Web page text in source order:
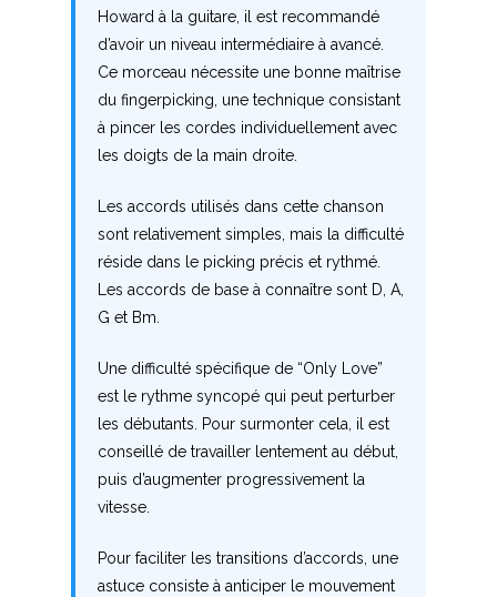
Howard à la guitare, il est recommandé
d’avoir un niveau intermédiaire à avancé.
Ce morceau nécessite une bonne maîtrise
du fingerpicking, une technique consistant
à pincer les cordes individuellement avec
les doigts de la main droite.
Les accords utilisés dans cette chanson
sont relativement simples, mais la difficulté
réside dans le picking précis et rythmé.
Les accords de base à connaître sont D, A,
G et Bm.
Une difficulté spécifique de “Only Love”
est le rythme syncopé qui peut perturber
les débutants. Pour surmonter cela, il est
conseillé de travailler lentement au début,
puis d’augmenter progressivement la
vitesse.
Pour faciliter les transitions d’accords, une
astuce consiste à anticiper le mouvement
G
H
I
J
K
L
N
O
P
R